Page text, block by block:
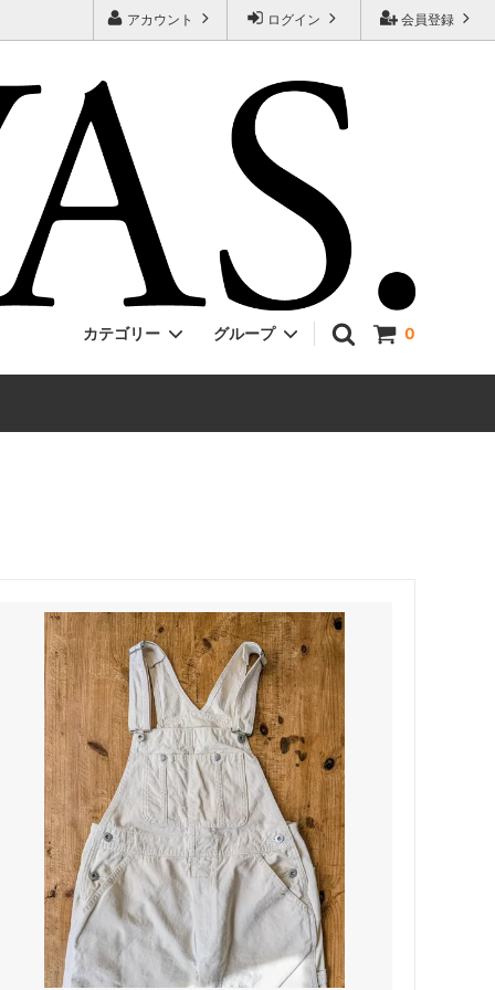
会員登録
ログイン
アカウント
0
カテゴリー
TOKYOSANDAL
Healthknit
NISHIGUCHI KUTSUSHITA
LABOR DAY
indian jewelry
LIBBEY
グループ